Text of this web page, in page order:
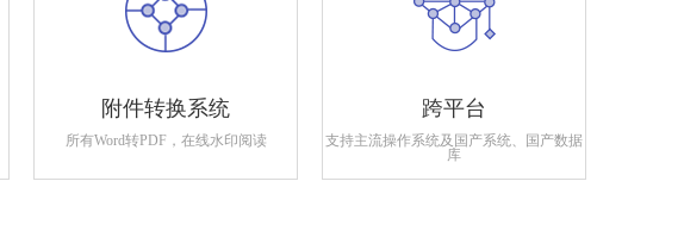
附件转换系统
所有Word转PDF，在线水印阅读
跨平台
支持主流操作系统及国产系统、国产数据
库